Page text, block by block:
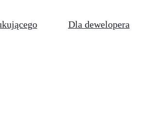
Dla dewelopera